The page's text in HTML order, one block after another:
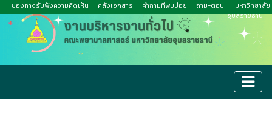
ช่องทางรับฟังความคิดเห็น คลังเอกสาร คำถามที่พบบ่อย ถาม-ตอบ
มหาวิทยาลัย
อุบลราชธานี